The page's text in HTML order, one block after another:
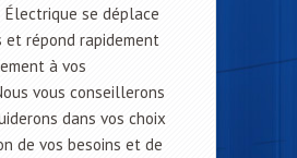
Électrique se déplace
et répond rapidement
à vos
vous conseillerons
dans vos choix
de vos besoins et de